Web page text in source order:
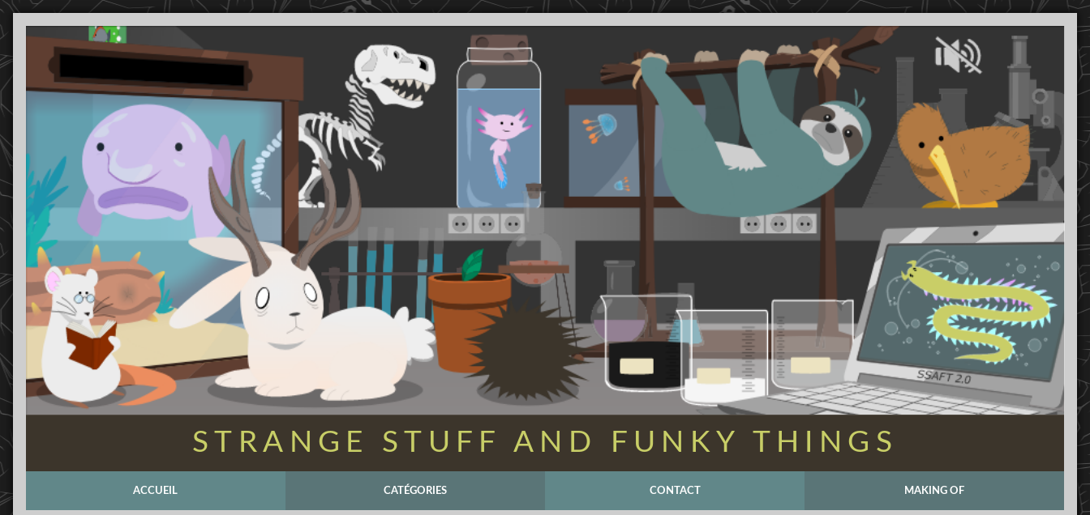
STRANGE STUFF AND FUNKY THINGS
ACCUEIL CATÉGORIES CONTACT MAKING OF